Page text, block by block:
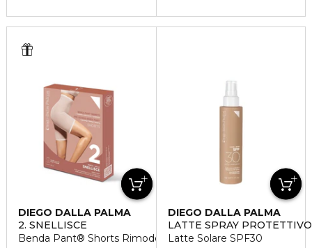
DIEGO DALLA PALMA
2. SNELLISCE
Benda Pant® Shorts Rimodellanti
DIEGO DALLA PALMA
LATTE SPRAY
Latte Solare SPF30